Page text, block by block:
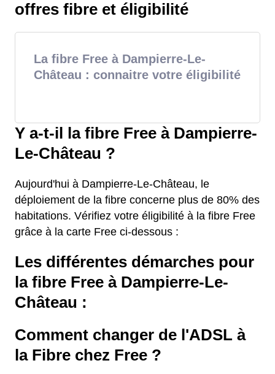
offres fibre et éligibilité
La fibre Free à Dampierre-Le-
Château : connaitre votre éligibilité
Y a-t-il la fibre Free à Dampierre-
Le-Château ?
Aujourd'hui à Dampierre-Le-Château, le
déploiement de la fibre concerne plus de 80% des
habitations. Vérifiez votre éligibilité à la fibre Free
grâce à la carte Free ci-dessous :
Les différentes démarches pour
la fibre Free à Dampierre-Le-
Château :
Comment changer de l'ADSL à
la Fibre chez Free ?